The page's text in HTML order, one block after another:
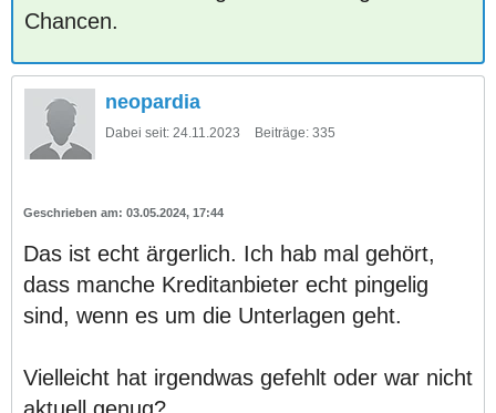
Chancen.
neopardia
Dabei seit: 24.11.2023 Beiträge: 335
03.05.2024, 17:44
Das ist echt ärgerlich. Ich hab mal gehört,
dass manche Kreditanbieter echt pingelig
sind, wenn es um die Unterlagen geht.
Vielleicht hat irgendwas gefehlt oder war nicht